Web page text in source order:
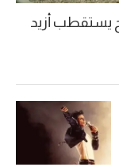
يستقطب أزيد